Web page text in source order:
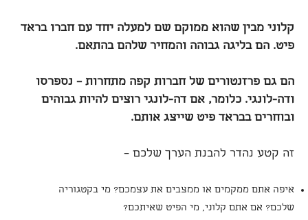
קלוני מבין שהוא ממוקם שם למעלה יחד עם חברו בראד
פיט. הם בליגה גבוהה והמחיר שלהם בהתאם.
הם גם פרזנטורים של חברות קפה מתחרות – נספרסו
ודה-לונגי. כלומר, אם דה-לונגי רוצים להיות גבוהים
ובוחרים בבראד פיט שייצג אותם.
זה קטע נהדר להבנת הערך שלכם –
איפה אתם ממקמים או ממצבים את עצמכם? מי בקטגוריה
שלכם? אם אתם קלוני, מי הפיט שאיתכם?